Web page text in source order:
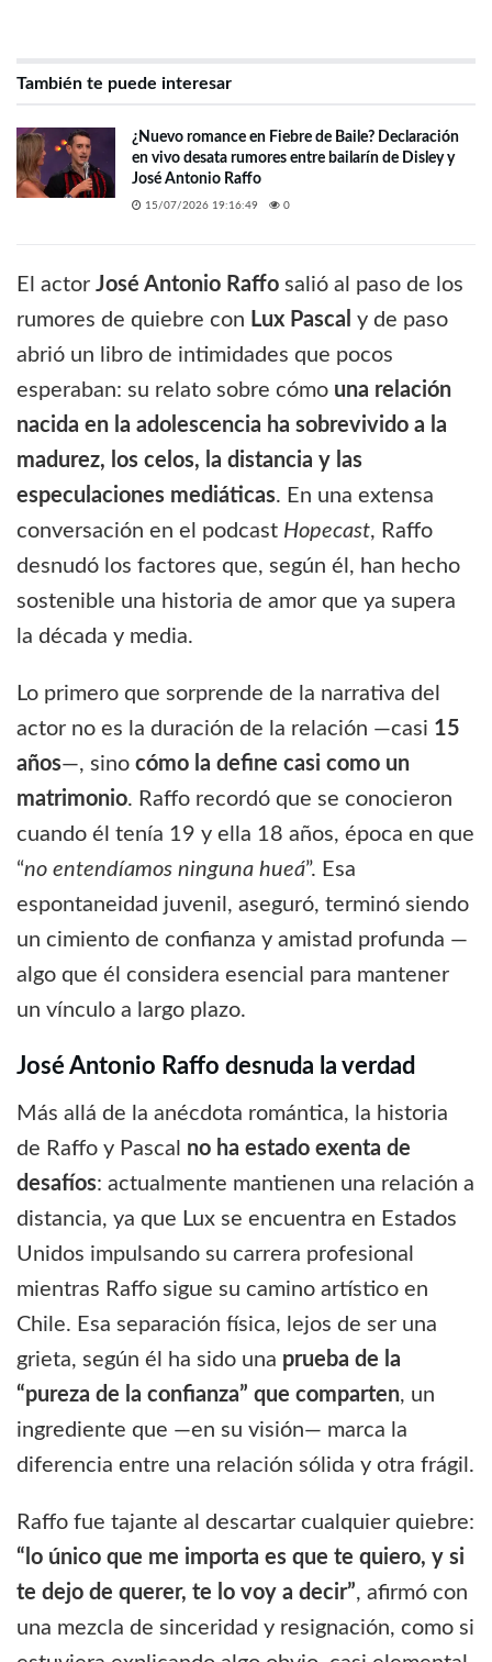
También te puede interesar
¿Nuevo romance en Fiebre de Baile? Declaración
en vivo desata rumores entre bailarín de Disley y
José Antonio Raffo
15/07/2026 19:16:49 0
El actor José Antonio Raffo salió al paso de los
rumores de quiebre con Lux Pascal y de paso
abrió un libro de intimidades que pocos
esperaban: su relato sobre cómo una relación
nacida en la adolescencia ha sobrevivido a la
madurez, los celos, la distancia y las
especulaciones mediáticas. En una extensa
conversación en el podcast Hopecast, Raffo
desnudó los factores que, según él, han hecho
sostenible una historia de amor que ya supera
la década y media.
Lo primero que sorprende de la narrativa del
actor no es la duración de la relación —casi 15
años—, sino cómo la define casi como un
matrimonio. Raffo recordó que se conocieron
cuando él tenía 19 y ella 18 años, época en que
“no entendíamos ninguna hueá”. Esa
espontaneidad juvenil, aseguró, terminó siendo
un cimiento de confianza y amistad profunda —
algo que él considera esencial para mantener
un vínculo a largo plazo.
José Antonio Raffo desnuda la verdad
Más allá de la anécdota romántica, la historia
de Raffo y Pascal no ha estado exenta de
desafíos: actualmente mantienen una relación a
distancia, ya que Lux se encuentra en Estados
Unidos impulsando su carrera profesional
mientras Raffo sigue su camino artístico en
Chile. Esa separación física, lejos de ser una
grieta, según él ha sido una prueba de la
“pureza de la confianza” que comparten, un
ingrediente que —en su visión— marca la
diferencia entre una relación sólida y otra frágil.
Raffo fue tajante al descartar cualquier quiebre:
“lo único que me importa es que te quiero, y si
te dejo de querer, te lo voy a decir”, afirmó con
una mezcla de sinceridad y resignación, como si